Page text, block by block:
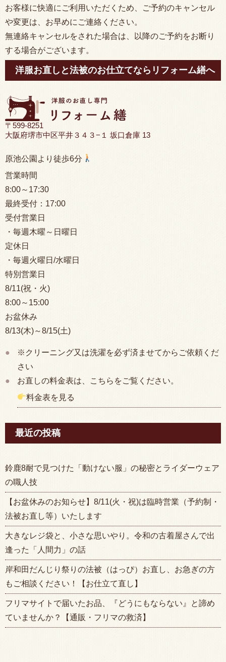
お客様に快適にご利用いただくため、ご予約のキャンセル
や変更は、お早めにご連絡ください。
無連絡キャンセルをされた場合は、以降のご予約をお断り
する場合がございます。
洋服お直しと法被のお仕立てならリフォーム繕へ
〒599-8251
大阪府堺市中区平井３４３−１ 坂口倉庫 13
原池公園より徒歩6分
営業時間
8:00～17:30
最終受付： 17:00
受付営業日
・毎週木曜～日曜日
定休日
・毎週火曜日/水曜日
特別営業日
8/11(祝・火)
8:00～15:00
お盆休み
8/13(木)～8/15(土)
※クリーニング又は洗濯を必ず済ませてからご依頼くだ
さい
お直しの料金表は、こちらをご覧ください。
料金表を見る
最近の投稿
鈴鹿8耐で見つけた「動けない服」の秘密とライダーウェア
の職人技
【お盆休みのお知らせ】8/11(火・祝)は臨時営業（予約制・
法被お直し等）いたします
大きなレジ袋と、小さな思いやり。令和の古着屋さんで出
逢った「人間力」の話
岸和田だんじり祭りの法被（はっぴ）お直し、お急ぎの方
もご相談ください！【お仕立て直し】
フリマサイトで届いたお品、『どうにもならない』と諦め
ていませんか？【通販・フリマの救済】